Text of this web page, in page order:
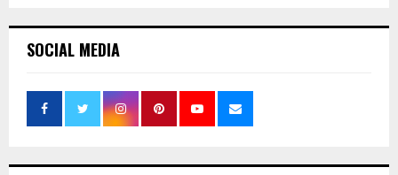
SOCIAL MEDIA